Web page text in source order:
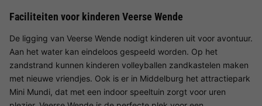
Faciliteiten voor kinderen Veerse Wende
De ligging van Veerse Wende nodigt kinderen uit voor avontuur.
Aan het water kan eindeloos gespeeld worden. Op het
zandstrand kunnen kinderen volleyballen zandkastelen maken
met nieuwe vriendjes. Ook is er in Middelburg het attractiepark
Mini Mundi, dat met een indoor speeltuin zorgt voor uren